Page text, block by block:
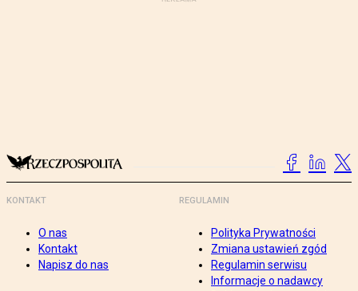
KONTAKT
O nas
Kontakt
Napisz do nas
REGULAMIN
Polityka Prywatności
Zmiana ustawień zgód
Regulamin serwisu
Informacje o nadawcy